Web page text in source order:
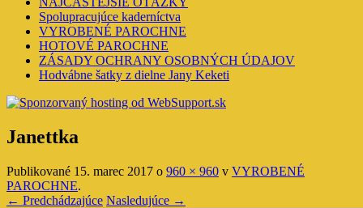
Spolupracujúce kaderníctva
VYROBENÉ PAROCHNE
HOTOVÉ PAROCHNE
ZÁSADY OCHRANY OSOBNÝCH ÚDAJOV
Hodvábne šatky z dielne Jany Keketi
Janettka
Publikované 15. marec 2017 o 960 × 960 v VYROBENÉ
PAROCHNE.
← Predchádzajúce Nasledujúce →